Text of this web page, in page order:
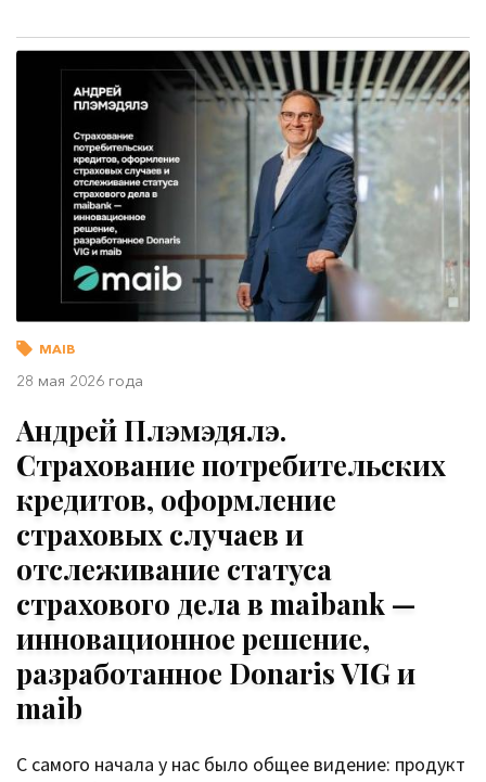
MAIB
28 мая 2026 года
Андрей Плэмэдялэ.
Страхование потребительских
кредитов, оформление
страховых случаев и
отслеживание статуса
страхового дела в maibank —
инновационное решение,
разработанное Donaris VIG и
maib
С самого начала у нас было общее видение: продукт